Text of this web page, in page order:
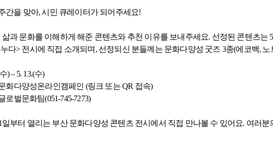
간을 맞아, 시민 큐레이터가 되어주세요!
과 문화를 이해하게 해준 콘텐츠와 추천 이유를 보내주세요. 선정된 콘텐츠는
다> 전시에 직접 소개되며, 선정되신 분들께는 문화다양성 굿즈 3종(에코백,
) – 5. 13.(수)
화다양성온라인캠페인 (링크 또는 QR 접속)
로벌문화팀(051-745-7273)
일부터 열리는 부산 문화다양성 콘텐츠 전시에서 직접 만나볼 수 있어요. 여러